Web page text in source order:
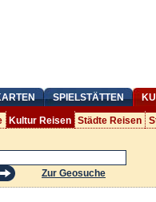
SPIELSTÄTTEN
Kultur Reisen Städte Reisen
Zur Geosuche